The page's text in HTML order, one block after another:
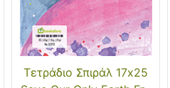
Τετράδιο Σπιράλ 17x25